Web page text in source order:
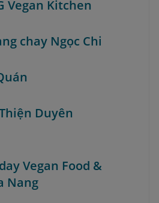
Vegan Kitchen
chay Ngọc Chi
Duyên
Vegan Food &
Nang